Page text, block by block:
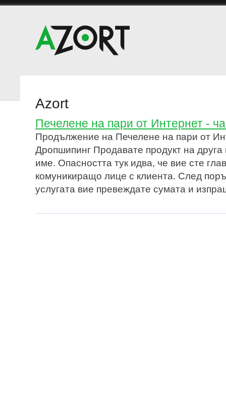
Azort
Печелене на пари от Интернет -
Продължение на Печелене на пари от
Дропшипинг Продавате продукт на
име. Опасността тук идва, че вие сте
комуникиращо лице с клиента. След
услугата вие превеждате сумата и